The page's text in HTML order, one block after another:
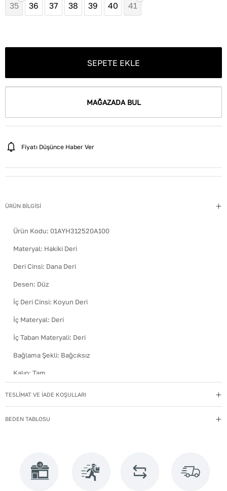
35 36 37 38 39 40 41
SEPETE EKLE
MAĞAZADA BUL
Fiyatı Düşünce Haber Ver
ÜRÜN BİLGİSİ
Ürün Kodu: 01AYH312520A100
Materyal: Hakiki Deri
Deri Cinsi: Dana Deri
Desen: Düz
İç Deri Cinsi: Koyun Deri
İç Materyal: Deri
İç Taban Materyali: Deri
Bağlama Şekli: Bağcıksız
Kalıp: Tam
Kullanım Talimatı: Direkt güneş ışığından ve ısı kaynaklarından
Menşei:Türkiye
Yıkama Talimatı
Deri ayakkabılarınızı yumuşak bir fırçayla tozdan
arındırın. Hafif nemli bezle silin, doğal olarak kurumasını
TESLİMAT VE İADE KOŞULLARI
BEDEN TABLOSU